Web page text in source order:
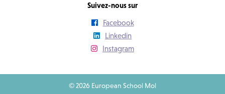
Suivez-nous sur
Facebook
Linkedin
Instagram
© 2026 European School Mol